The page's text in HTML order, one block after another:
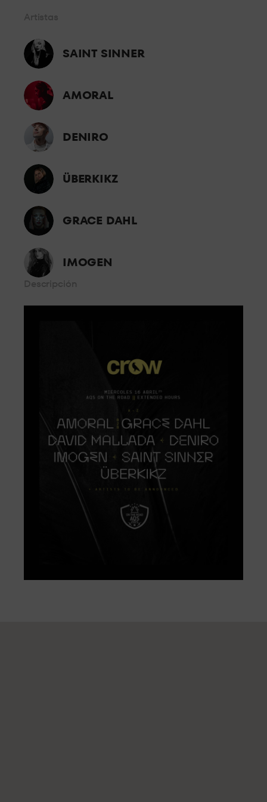
SAINT SINNER
AMORAL
DENIRO
ÜBERKIKZ
GRACE DAHL
IMOGEN
STANDARD 4
En el centro de la sala, experimenta toda la presión del sonido
a pie de pista.
GRAN
OCUPACIÓN
El mejor espacio para grupos grandes, espacios
completamente adaptados para celebrar tu noche con tus
amigos.